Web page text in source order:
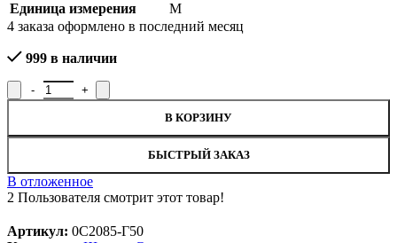
Единица измерения
М
4 заказа оформлено в последний месяц
999 в наличии
Количество товара Шнур эластичный 0С2085-Г50, рисунок
В КОРЗИНУ
БЫСТРЫЙ ЗАКАЗ
В отложенное
2 Пользователя смотрит этот товар!
Артикул: 0С2085-Г50